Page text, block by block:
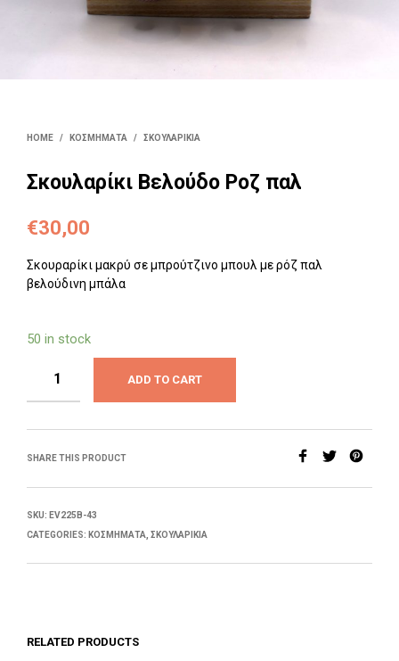
HOME / ΚΟΣΜΉΜΑΤΑ / ΣΚΟΥΛΑΡΊΚΙΑ
Σκουλαρίκι Βελούδο Ροζ παλ
€30,00
Σκουραρίκι μακρύ σε μπρούτζινο μπουλ με ρόζ παλ
βελούδινη μπάλα
50 in stock
ADD TO CART
SHARE THIS PRODUCT
SKU: EV225B-43
CATEGORIES: ΚΟΣΜΉΜΑΤΑ ΣΚΟΥΛΑΡΊΚΙΑ
RELATED PRODUCTS